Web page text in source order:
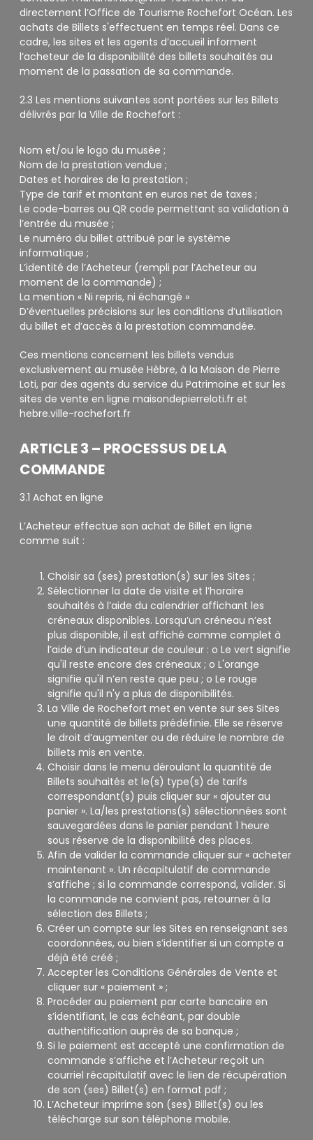
directement l’Office de Tourisme Rochefort Océan. Les
achats de Billets s'effectuent en temps réel. Dans ce
cadre, les sites et les agents d’accueil informent
l’acheteur de la disponibilité des billets souhaités au
moment de la passation de sa commande.
2.3 Les mentions suivantes sont portées sur les Billets
délivrés par la Ville de Rochefort :
Nom et/ou le logo du musée ;
Nom de la prestation vendue ;
Dates et horaires de la prestation ;
Type de tarif et montant en euros net de taxes ;
Le code-barres ou QR code permettant sa validation à
l’entrée du musée ;
Le numéro du billet attribué par le système
informatique ;
L’identité de l’Acheteur (rempli par l’Acheteur au
moment de la commande) ;
La mention « Ni repris, ni échangé »
D’éventuelles précisions sur les conditions d’utilisation
du billet et d’accès à la prestation commandée.
Ces mentions concernent les billets vendus
exclusivement au musée Hèbre, à la Maison de Pierre
Loti, par des agents du service du Patrimoine et sur les
sites de vente en ligne maisondepierreloti.fr et
hebre.ville-rochefort.fr
ARTICLE 3 – PROCESSUS DE LA
COMMANDE
3.1 Achat en ligne
L’Acheteur effectue son achat de Billet en ligne
comme suit :
Choisir sa (ses) prestation(s) sur les Sites ;
Sélectionner la date de visite et l’horaire
souhaités à l’aide du calendrier affichant les
créneaux disponibles. Lorsqu’un créneau n’est
plus disponible, il est affiché comme complet à
l’aide d’un indicateur de couleur : o Le vert signifie
qu'il reste encore des créneaux ; o L'orange
signifie qu'il n’en reste que peu ; o Le rouge
signifie qu'il n'y a plus de disponibilités.
La Ville de Rochefort met en vente sur ses Sites
une quantité de billets prédéfinie. Elle se réserve
le droit d’augmenter ou de réduire le nombre de
billets mis en vente.
Choisir dans le menu déroulant la quantité de
Billets souhaités et le(s) type(s) de tarifs
correspondant(s) puis cliquer sur « ajouter au
panier ». La/les prestations(s) sélectionnées sont
sauvegardées dans le panier pendant 1 heure
sous réserve de la disponibilité des places.
Afin de valider la commande cliquer sur « acheter
maintenant ». Un récapitulatif de commande
s’affiche ; si la commande correspond, valider. Si
la commande ne convient pas, retourner à la
sélection des Billets ;
Créer un compte sur les Sites en renseignant ses
coordonnées, ou bien s’identifier si un compte a
déjà été créé ;
Accepter les Conditions Générales de Vente et
cliquer sur « paiement » ;
Procéder au paiement par carte bancaire en
s’identifiant, le cas échéant, par double
authentification auprès de sa banque ;
Si le paiement est accepté une confirmation de
commande s’affiche et l’Acheteur reçoit un
courriel récapitulatif avec le lien de récupération
de son (ses) Billet(s) en format pdf ;
L’Acheteur imprime son (ses) Billet(s) ou les
télécharge sur son téléphone mobile.